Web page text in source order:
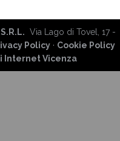
Via Lago di Tovel, 17 -
Policy· Cookie Policy
Internet Vicenza